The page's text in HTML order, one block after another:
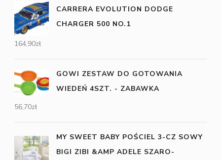
CARRERA EVOLUTION DODGE
CHARGER 500 NO.1
164,90zł
GOWI ZESTAW DO GOTOWANIA
WIEDEŃ 4SZT. - ZABAWKA
56,70zł
MY SWEET BABY POŚCIEL 3-CZ SOWY
BIGI ZIBI &AMP ADELE SZARO-